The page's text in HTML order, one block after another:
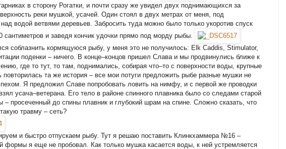
в сторону Рогатки, и почти сразу же увидел двух поднимающихся за
реки мушкой, усачей. Один стоял в двух метрах от меня, под
водой ветвями деревьев. Забросить туда можно было только укоротив спуск
сантиметров и заведя кончик удочки прямо под морду рыбы.
соблазнить кормящуюся рыбу, у меня это не получилось: Elk Caddis, Stimulator,
поденки – ничего. В конце–концов пришел Слава и мы продвинулись ближе к
где то тут, то там, поднимались, собирая что–то с поверхности воды, крупные
та же история – все мои потуги предложить рыбе разные мушки не
Я предложил Славе попробовать ловить на нимфу, и с первой же проводки
усача–ветерана. Его тело в районе спинного плавника было со следами старой
– просеченный до спины плавник и глубокий шрам на спине. Сложно сказать, что
травму – сеть?
и быстро отпускаем рыбу. Тут я решаю поставить Клинкхаммера №16 –
формы я еще не пробовал. Как только мушка касается воды, к ней устремляется